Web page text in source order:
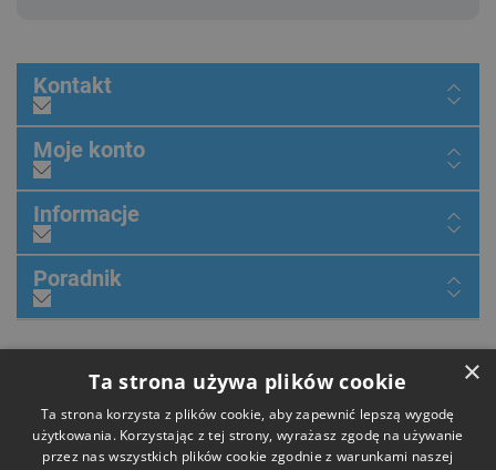
Kontakt
Moje konto
Informacje
Poradnik
Płatności
×
Ta strona używa plików cookie
Ta strona korzysta z plików cookie, aby zapewnić lepszą wygodę
użytkowania. Korzystając z tej strony, wyrażasz zgodę na używanie
przez nas wszystkich plików cookie zgodnie z warunkami naszej